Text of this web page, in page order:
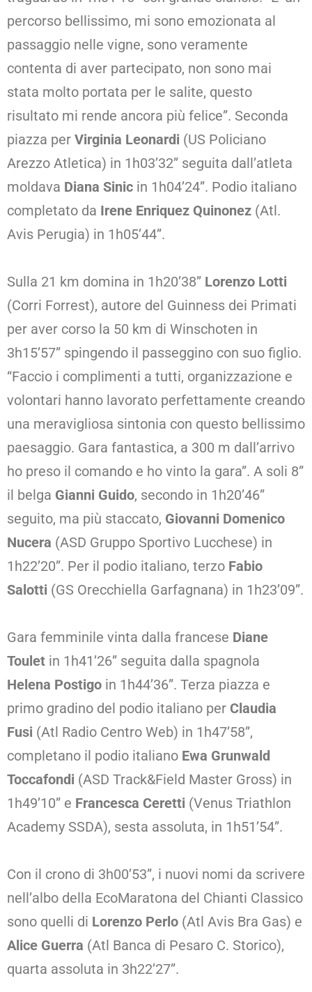
percorso bellissimo, mi sono emozionata al
passaggio nelle vigne, sono veramente
contenta di aver partecipato, non sono mai
stata molto portata per le salite, questo
risultato mi rende ancora più felice”. Seconda
piazza per Virginia Leonardi (US Policiano
Arezzo Atletica) in 1h03’32” seguita dall’atleta
moldava Diana Sinic in 1h04’24”. Podio italiano
completato da Irene Enriquez Quinonez (Atl.
Avis Perugia) in 1h05’44”.
Sulla 21 km domina in 1h20’38” Lorenzo Lotti
(Corri Forrest), autore del Guinness dei Primati
per aver corso la 50 km di Winschoten in
3h15’57” spingendo il passeggino con suo figlio.
“Faccio i complimenti a tutti, organizzazione e
volontari hanno lavorato perfettamente creando
una meravigliosa sintonia con questo bellissimo
paesaggio. Gara fantastica, a 300 m dall’arrivo
ho preso il comando e ho vinto la gara”. A soli 8”
il belga Gianni Guido, secondo in 1h20’46”
seguito, ma più staccato, Giovanni Domenico
Nucera (ASD Gruppo Sportivo Lucchese) in
1h22’20”. Per il podio italiano, terzo Fabio
Salotti (GS Orecchiella Garfagnana) in 1h23’09”.
Gara femminile vinta dalla francese Diane
Toulet in 1h41’26” seguita dalla spagnola
Helena Postigo in 1h44’36”. Terza piazza e
primo gradino del podio italiano per Claudia
Fusi (Atl Radio Centro Web) in 1h47’58”,
completano il podio italiano Ewa Grunwald
Toccafondi (ASD Track&Field Master Gross) in
1h49’10” e Francesca Ceretti (Venus Triathlon
Academy SSDA), sesta assoluta, in 1h51’54”.
Con il crono di 3h00’53”, i nuovi nomi da scrivere
nell’albo della EcoMaratona del Chianti Classico
sono quelli di Lorenzo Perlo (Atl Avis Bra Gas) e
Alice Guerra (Atl Banca di Pesaro C. Storico),
quarta assoluta in 3h22’27”.